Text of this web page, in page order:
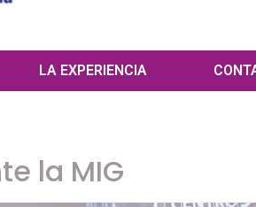
LA EXPERIENCIA
la MIG